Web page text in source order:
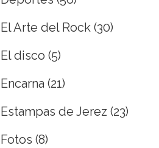
El Arte del Rock (30)
El disco (5)
Encarna (21)
Estampas de Jerez (23)
Fotos (8)